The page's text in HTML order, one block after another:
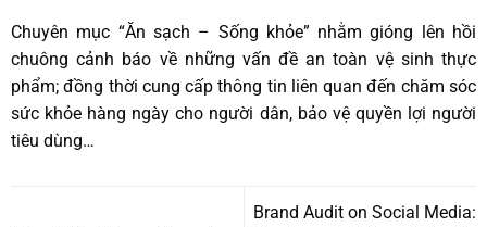
Chuyên mục “Ăn sạch – Sống khỏe” nhằm gióng lên hồi
chuông cảnh báo về những vấn đề an toàn vệ sinh thực
phẩm; đồng thời cung cấp thông tin liên quan đến chăm sóc
sức khỏe hàng ngày cho người dân, bảo vệ quyền lợi người
tiêu dùng…
Brand Audit on Social Media: